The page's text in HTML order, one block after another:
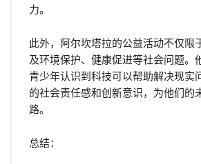
力。
此外，阿尔坎塔拉的公益活动不仅限
及环境保护、健康促进等社会问题。
青少年认识到科技可以帮助解决现实
的社会责任感和创新意识，为他们的
路。
总结：